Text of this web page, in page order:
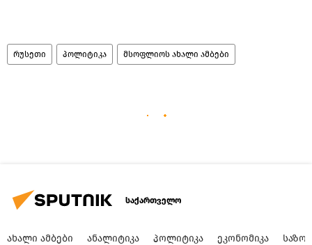
რუსეთი პოლიტიკა მსოფლიოს ახალი ამბები
საქართველო
ᲐᲮᲐᲚᲘ ᲐᲛᲑᲔᲑᲘ ᲐᲜᲐᲚᲘᲢᲘᲙᲐ ᲞᲝᲚᲘᲢᲘᲙᲐ ᲔᲙᲝᲜᲝᲛᲘᲙᲐ